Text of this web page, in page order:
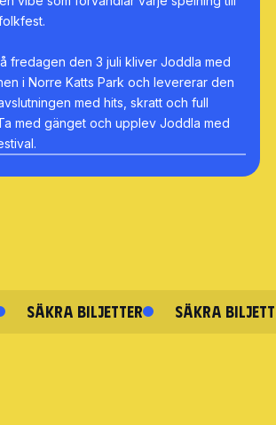
fredagen den 3 juli kliver Joddla med
i Norre Katts Park och levererar den
med hits, skratt och full
med gänget och upplev Joddla med
SÄKRA BILJETTER SÄKRA